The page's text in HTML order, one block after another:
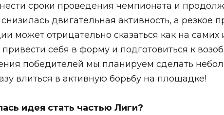
сроки проведения чемпионата и
двигательная активность, а резкое
может отрицательно сказаться как на самих
себя в форму и подготовиться к
победителей мы планируем сделать
влиться в активную борьбу на площадке!
идея стать частью Лиги?